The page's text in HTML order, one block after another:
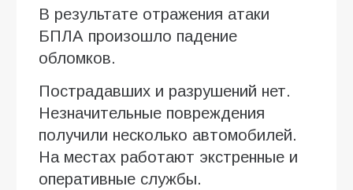
В результате отражения атаки
БПЛА произошло падение
обломков.
Пострадавших и разрушений нет.
Незначительные повреждения
получили несколько автомобилей.
На местах работают экстренные и
оперативные службы.